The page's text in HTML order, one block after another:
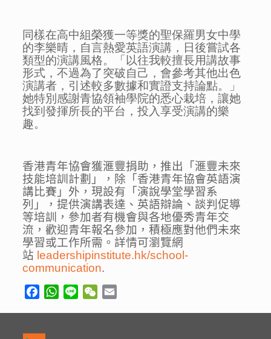
同樣在高中組榮獲一等獎的聖保羅男女中學
的李樂晴，自言熱愛英語演講，日後嘗試各
類型的演講風格。「以往我較擅長用講故事
形式，不過為了突破自己，會參考其他出色
演講者，引述較多數據和實證支持論點。」
她特別感謝青協領袖學院的悉心栽培，讓她
找到發揮所長的平台，投入享受演講的樂
趣。
香港青年協會獲滙豐捐助，推出「滙豐未來
技能培訓計劃」，除「香港青年協會英語演
講比賽」外，現設有「演說學堂學習系
列」，提供演講表達、英語辯論、談判促導
等培訓，參加者有機會與各地優秀青年交
流，歡迎青年報名參加，積極應對他們未來
學習或工作所需。詳情可瀏覽網
站 leadershipinstitute.hk/school-
communication.
FacebookWhatsApp
Line WeChat